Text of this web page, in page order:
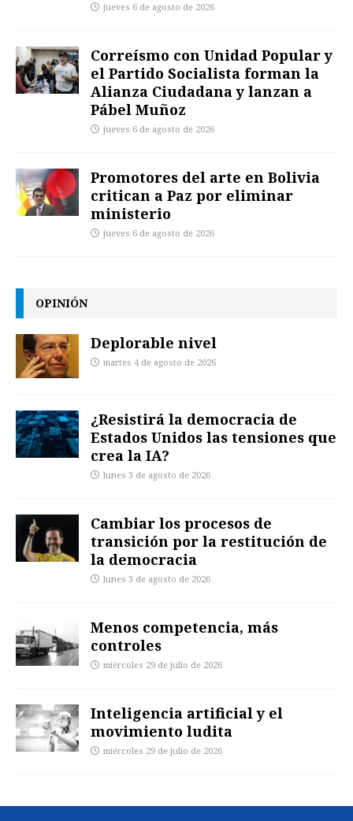
jueves 6 de agosto de 2026
Correísmo con Unidad Popular y
el Partido Socialista forman la
Alianza Ciudadana y lanzan a
Pábel Muñoz
jueves 6 de agosto de 2026
Promotores del arte en Bolivia
critican a Paz por eliminar
ministerio
jueves 6 de agosto de 2026
OPINIÓN
Deplorable nivel
martes 4 de agosto de 2026
¿Resistirá la democracia de
Estados Unidos las tensiones que
crea la IA?
lunes 3 de agosto de 2026
Cambiar los procesos de
transición por la restitución de
la democracia
lunes 3 de agosto de 2026
Menos competencia, más
controles
miércoles 29 de julio de 2026
Inteligencia artificial y el
movimiento ludita
miércoles 29 de julio de 2026